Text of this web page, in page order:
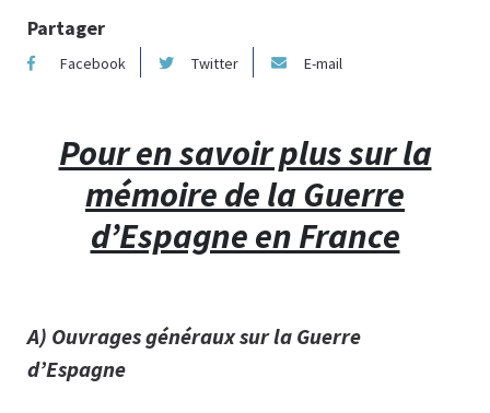
Partager
Facebook Twitter E-mail
Pour en savoir plus sur la
mémoire de la Guerre
d’Espagne en France
A) Ouvrages généraux sur la Guerre
d’Espagne